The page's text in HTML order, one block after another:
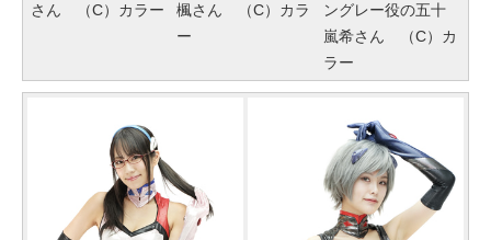
さん （C）カラー
楓さん （C）カラ
ー
ングレー役の五十
嵐希さん （C）カ
ラー